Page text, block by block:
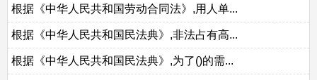
根据《中华人民共和国劳动合同法》,用人单...
根据《中华人民共和国民法典》,非法占有高...
根据《中华人民共和国民法典》,为了()的需...